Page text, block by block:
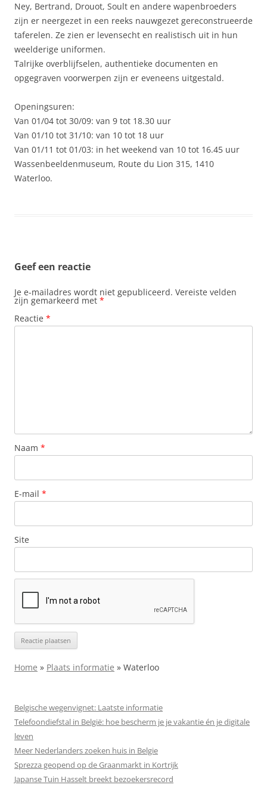
Ney, Bertrand, Drouot, Soult en andere wapenbroeders
zijn er neergezet in een reeks nauwgezet gereconstrueerde
taferelen. Ze zien er levensecht en realistisch uit in hun
weelderige uniformen.
Talrijke overblijfselen, authentieke documenten en
opgegraven voorwerpen zijn er eveneens uitgestald.
Openingsuren:
Van 01/04 tot 30/09: van 9 tot 18.30 uur
Van 01/10 tot 31/10: van 10 tot 18 uur
Van 01/11 tot 01/03: in het weekend van 10 tot 16.45 uur
Wassenbeeldenmuseum, Route du Lion 315, 1410
Waterloo.
Geef een reactie
Je e-mailadres wordt niet gepubliceerd. Vereiste velden
zijn gemarkeerd met *
Reactie *
Naam *
E-mail *
Site
Home » Plaats informatie » Waterloo
Belgische wegenvignet: Laatste informatie
Telefoondiefstal in België: hoe bescherm je je vakantie én je digitale
leven
Meer Nederlanders zoeken huis in Belgie
Sprezza geopend op de Graanmarkt in Kortrijk
Japanse Tuin Hasselt breekt bezoekersrecord